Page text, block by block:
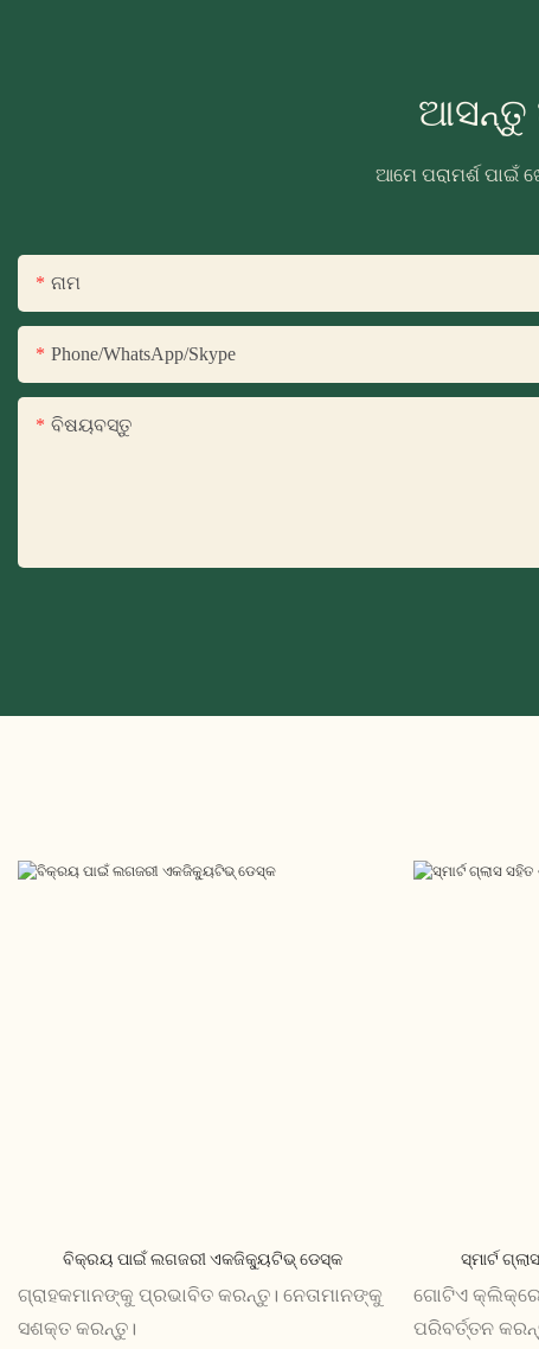
ଆସନ୍ତୁ
ଆମେ ପରାମର୍ଶ ପାଇଁ
ନାମ
Phone/WhatsApp/Skype
ବିଷୟବସ୍ତୁ
ବିକ୍ରୟ ପାଇଁ ଲଗଜରୀ ଏକଜିକ୍ୟୁଟିଭ୍ ଡେସ୍କ
ଗ୍ରାହକମାନଙ୍କୁ ପ୍ରଭାବିତ କରନ୍ତୁ। ନେତାମାନଙ୍କୁ
ସଶକ୍ତ କରନ୍ତୁ।
ସ୍ମାର୍ଟ
ଗୋଟିଏ
ପରିବର୍ତ୍ତନ